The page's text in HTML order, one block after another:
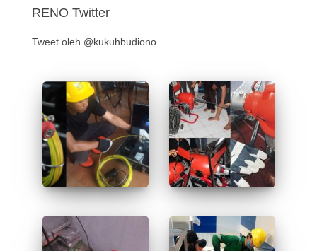
RENO Twitter
Tweet oleh @kukuhbudiono